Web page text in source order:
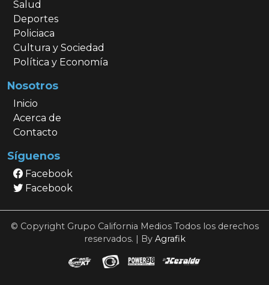
Salud
Deportes
Policiaca
Cultura y Sociedad
Política y Economía
Nosotros
Inicio
Acerca de
Contacto
Síguenos
Facebook
Facebook
© Copyright Grupo California Medios Todos los derechos
reservados. | By Agrafik